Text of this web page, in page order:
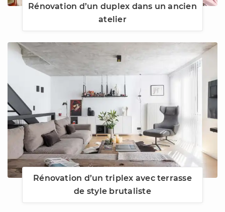
Rénovation d’un duplex dans un ancien
atelier
Rénovation d’un triplex avec terrasse
de style brutaliste